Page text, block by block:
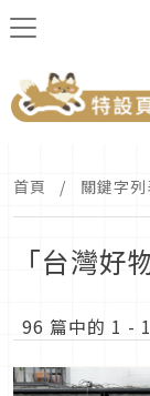
首頁 關鍵字列
「台灣好
96 篇中的 1 -